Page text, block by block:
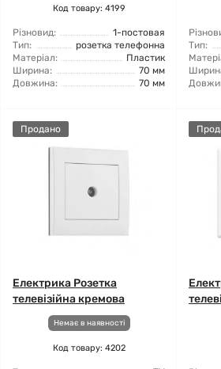
Код товару: 4199
Різновид:
1-постовая
Тип:
розетка телефонна
Матеріал:
Пластик
Ширина:
70 мм
Довжина:
70 мм
Тип:
Продано
Електрика Розетка
телевізійна кремова
Немає в наявності
Код товару: 4202